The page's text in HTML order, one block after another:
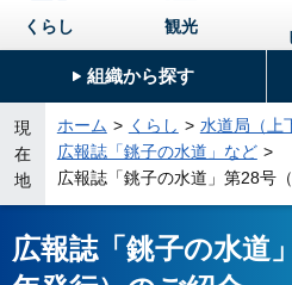
組織から探す
くらし 観光
現
在
地
ホーム くらし 水道局（上
広報誌「銚子の水道」など
広報誌「銚子の水道」第28号
広報誌「銚子の水道